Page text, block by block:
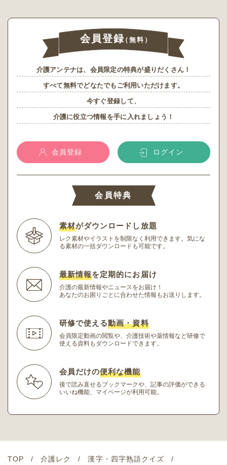
会員登録（無料）
介護アンテナは、会員限定の特典が盛りだくさん！
すべて無料でどなたでもご利用いただけます。
今すぐ登録して、
介護に役立つ情報を手に入れましょう！
会員登録 ログイン
会員特典
素材がダウンロードし放題
レク素材やイラストを制限なく利用できます。 気にな
る素材の一括ダウンロードも可能です。
最新情報を定期的にお届け
介護の最新情報やニュースをお届け！
あなたのお困りごとに合わせた情報もお送りします。
研修で使える動画・資料
会員限定動画の閲覧や、介護技術や薬情報など研修で
使える資料もダウンロードできます。
会員だけの便利な機能
後で読み直せるブックマークや、記事の評価ができる
いいね機能、マイページが利用可能。
TOP 介護レク
漢字・四字熟語クイズ